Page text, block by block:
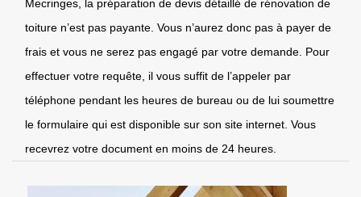
Mecringes, la préparation de devis détaillé de rénovation de
toiture n’est pas payante. Vous n’aurez donc pas à payer de
frais et vous ne serez pas engagé par votre demande. Pour
effectuer votre requête, il vous suffit de l’appeler par
téléphone pendant les heures de bureau ou de lui soumettre
le formulaire qui est disponible sur son site internet. Vous
recevrez votre document en moins de 24 heures.